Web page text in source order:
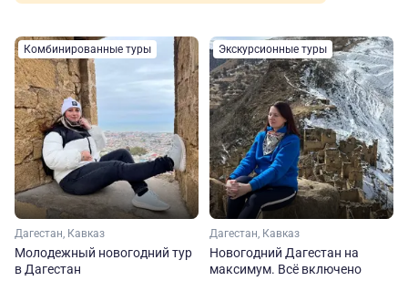
Комбинированные туры
Дагестан, Кавказ
Молодежный новогодний тур
в Дагестан
Экскурсионные туры
Дагестан, Кавказ
Новогодний Дагестан на
максимум. Вcё включено